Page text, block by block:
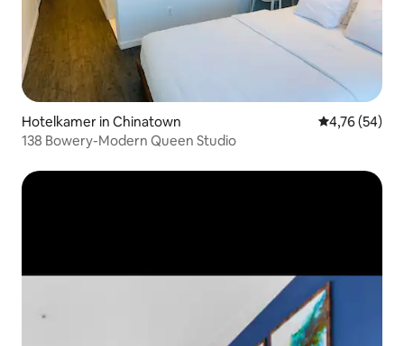
Hotelkamer in Chinatown Gemiddelde
4,76 (54)
138 Bowery-Modern Queen Studio